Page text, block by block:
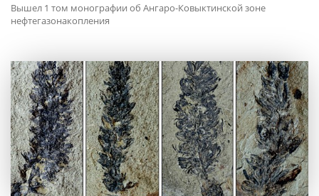
Вышел 1 том монографии об Ангаро-Ковыктинской зоне
нефтегазонакопления